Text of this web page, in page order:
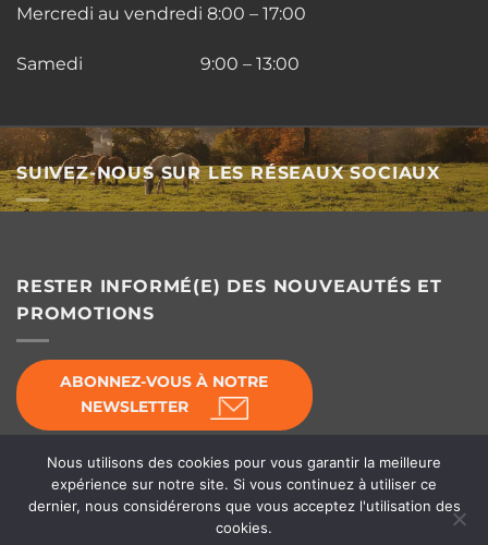
Mercredi au vendredi 8:00 – 17:00
Samedi 9:00 – 13:00
SUIVEZ-NOUS SUR LES RÉSEAUX SOCIAUX
RESTER INFORMÉ(E) DES NOUVEAUTÉS ET
PROMOTIONS
ABONNEZ-VOUS À NOTRE
NEWSLETTER
© Horse's Line 2026 - Équipement d'écurie
Nous utilisons des cookies pour vous garantir la meilleure
expérience sur notre site. Si vous continuez à utiliser ce
dernier, nous considérerons que vous acceptez l'utilisation des
cookies.